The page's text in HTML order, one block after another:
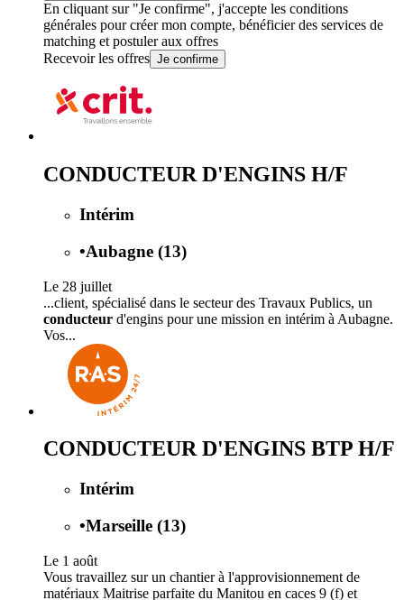
En cliquant sur "Je confirme", j'accepte les conditions
générales pour créer mon compte, bénéficier des services de
matching et postuler aux offres
Recevoir les offres Je confirme
CONDUCTEUR D'ENGINS H/F
Intérim
•Aubagne (13)
Le 28 juillet
...client, spécialisé dans le secteur des Travaux Publics, un
conducteur d'engins pour une mission en intérim à Aubagne.
Vos...
CONDUCTEUR D'ENGINS BTP H/F
Intérim
•Marseille (13)
Le 1 août
Vous travaillez sur un chantier à l'approvisionnement de
matériaux Maitrise parfaite du Manitou en caces 9 (f) et